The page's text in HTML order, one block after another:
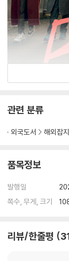
관련 분류
외국도서 해외잡지
품목정보
발행일
쪽수, 무게, 크기
리뷰/한줄평